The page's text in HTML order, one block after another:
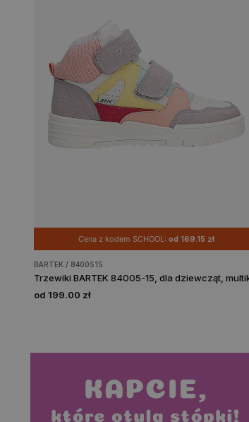
Cena z kodem SCHOOL: od 169.15 zł
BARTEK / 8400515
od 199.00 zł